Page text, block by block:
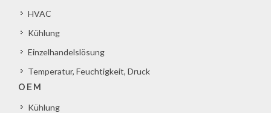
HVAC
Kühlung
Einzelhandelslösung
Temperatur, Feuchtigkeit, Druck
OEM
Kühlung